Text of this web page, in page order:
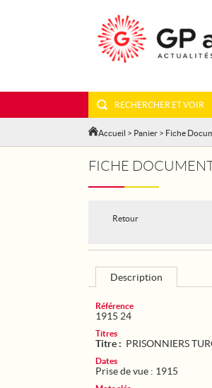
RECHERCHER ET VOIR
Accueil > Panier > Fiche
FICHE
Retour
Description
Référence
1915 24
Titres
Titre : PRISONNIERS
Dates
Prise de vue : 1915